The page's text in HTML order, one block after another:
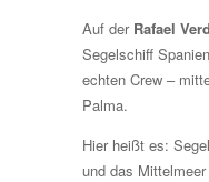
Auf der Rafael
Segelschiff
echten Crew –
Palma.
Hier heißt es:
und das